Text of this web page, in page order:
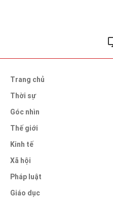
Trang chủ
Thời sự
Góc nhìn
Thế giới
Kinh tế
Xã hội
Pháp luật
Giáo dục